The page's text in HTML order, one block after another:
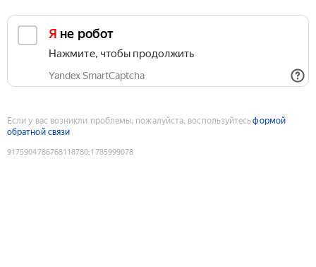
Я не робот
Нажмите, чтобы продолжить
Yandex SmartCaptcha
Если у вас возникли проблемы, пожалуйста, воспользуйтесьформой
обратной связи
9175904786768118780:1785999078